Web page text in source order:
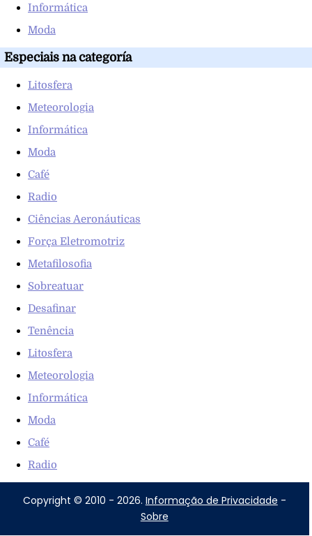
Informática
Moda
Especiais na categoría
Litosfera
Meteorologia
Informática
Moda
Café
Radio
Ciências Aeronáuticas
Força Eletromotriz
Metafilosofia
Sobreatuar
Desafinar
Tenência
Litosfera
Meteorologia
Informática
Moda
Café
Radio
Copyright © 2010 - 2026. Informação de Privacidade -
Sobre